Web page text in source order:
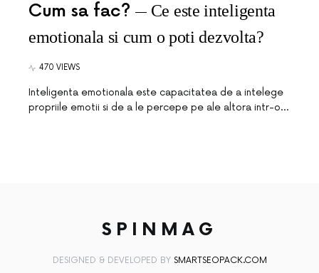
Cum sa fac?
Ce este inteligenta
emotionala si cum o poti dezvolta?
470 VIEWS
Inteligenta emotionala este capacitatea de a intelege
propriile emotii si de a le percepe pe ale altora intr-o…
SPINMAG
DESIGNED & DEVELOPED BY SMARTSEOPACK.COM